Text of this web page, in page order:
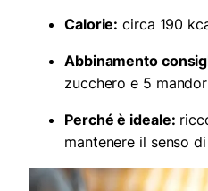
Calorie: circa 190
Abbinamento
zucchero e 5
Perché è ideale:
mantenere il senso